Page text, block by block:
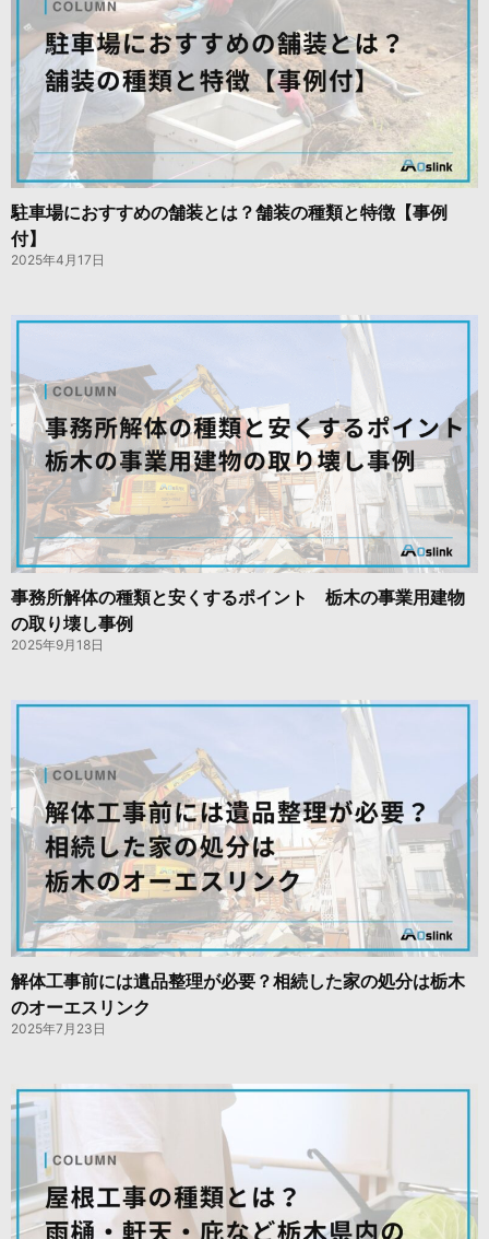
駐車場におすすめの舗装とは？舗装の種類と特徴【事例
付】
2025年4月17日
事務所解体の種類と安くするポイント 栃木の事業用建物
の取り壊し事例
2025年9月18日
解体工事前には遺品整理が必要？相続した家の処分は栃木
のオーエスリンク
2025年7月23日